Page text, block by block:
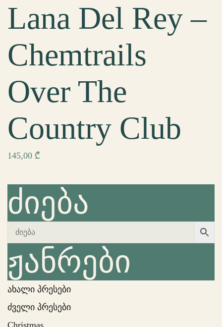
ძიება
ჟანრები
ახალი პრესები
ძველი პრესები
Christmas
Lana Del Rey –
Chemtrails
Over The
Country Club
145,00 ₾